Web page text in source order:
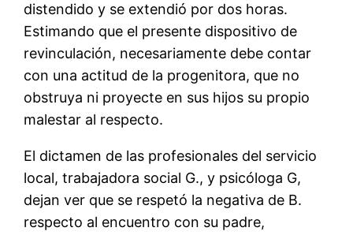
distendido y se extendió por dos horas.
Estimando que el presente dispositivo de
revinculación, necesariamente debe contar
con una actitud de la progenitora, que no
obstruya ni proyecte en sus hijos su propio
malestar al respecto.
El dictamen de las profesionales del servicio
local, trabajadora social G., y psicóloga G,
dejan ver que se respetó la negativa de B.
respecto al encuentro con su padre,